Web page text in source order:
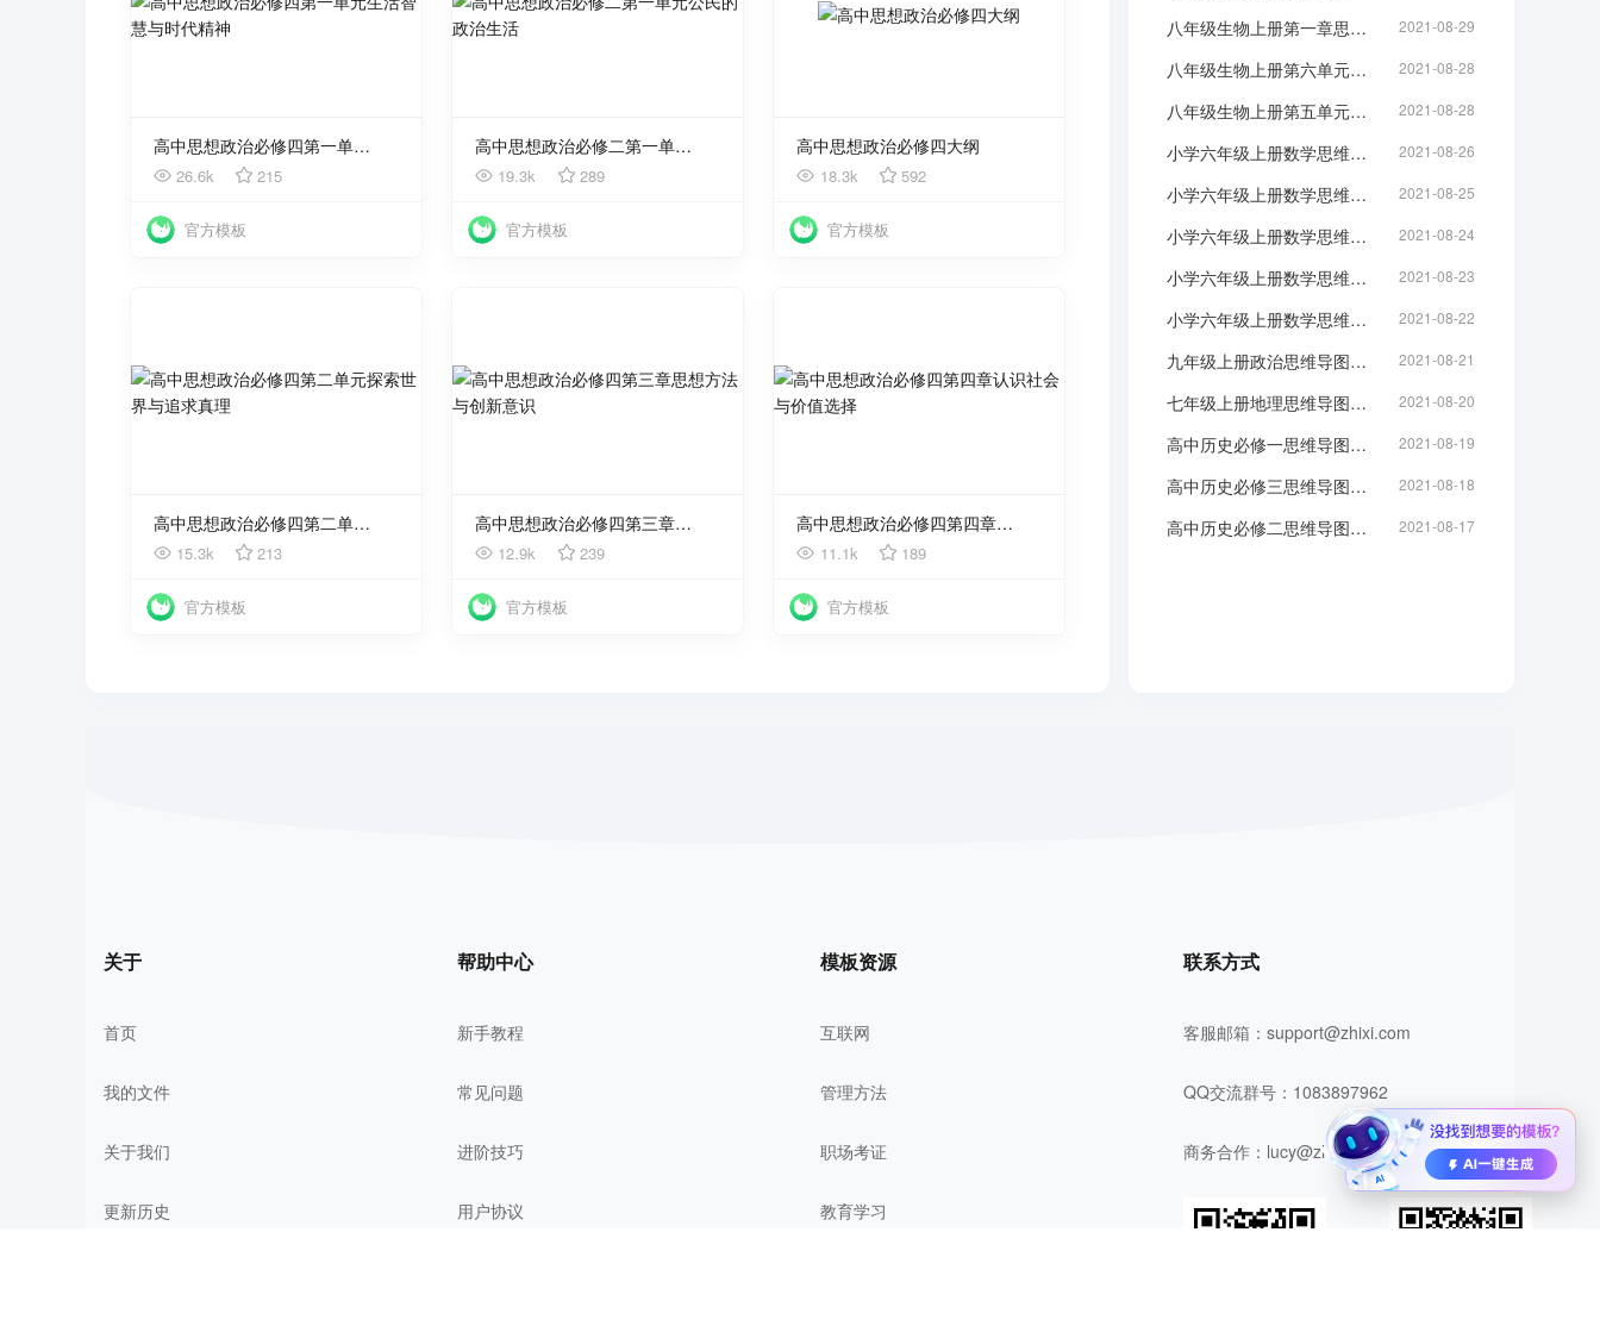
高中思想政治必修四第一单元生活智慧与时代精神
26.6k 215
官方模板
高中思想政治必修二第一单元公民的政治生活
19.3k 289
官方模板
高中思想政治必修四大纲
18.3k 592
官方模板
高中思想政治必修四第二单元探索世界与追求真理
15.3k 213
官方模板
高中思想政治必修四第三章思想方法与创新意识
12.9k 239
官方模板
高中思想政治必修四第四章认识社会与价值选择
11.1k 189
官方模板
八年级生物上册第一章思维导图：动物的主要类群 2021-08-29
八年级生物上册第六单元思维导图：生物的多样性及其保护 2021-08-28
八年级生物上册第五单元思维导图：生物圈中的其他生物 2021-08-28
小学六年级上册数学思维导图：百分数 2021-08-26
小学六年级上册数学思维导图：圆 2021-08-25
小学六年级上册数学思维导图：比 2021-08-24
小学六年级上册数学思维导图：分数乘法 2021-08-23
小学六年级上册数学思维导图-全书 2021-08-22
九年级上册政治思维导图：中国梦-初三知识点脑图整理 2021-08-21
七年级上册地理思维导图：地球和地球仪 2021-08-20
高中历史必修一思维导图：现代中国的政治建设与祖国统一 2021-08-19
高中历史必修三思维导图：中国近代前期思想变化 2021-08-18
高中历史必修二思维导图：中国近代前期政治 2021-08-17
关于
首页
我的文件
关于我们
更新历史
帮助中心
新手教程
常见问题
进阶技巧
用户协议
模板资源
互联网
管理方法
职场考证
教育学习
联系方式
客服邮箱： support@zhixi.com
QQ交流群号：1083897962
商务合作： lucy@zhixi.com